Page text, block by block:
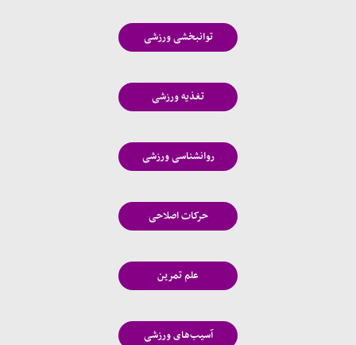
توانبخشی ورزشی
تغذیه ورزشی
روانشناسی ورزشی
حرکات اصلاحی
علم تمرین
آسیب‌های ورزشی